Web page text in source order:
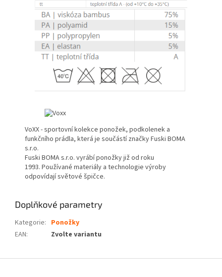
VoXX - sportovní kolekce ponožek, podkolenek a
funkčního prádla, která je součástí značky Fuski BOMA
s.r.o.
Fuski BOMA s.r.o. vyrábí ponožky již od roku
1993. Používané materiály a technologie výroby
odpovídají světové špičce.
Doplňkové parametry
Kategorie: Ponožky
EAN: Zvolte variantu